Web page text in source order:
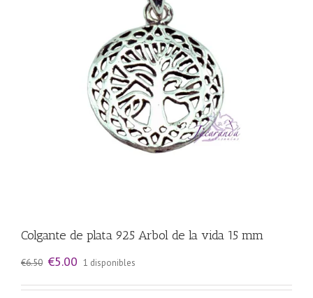
Colgante de plata 925 Arbol de la vida 15 mm
€6.50 El
original
€5.00 El
actual
1 disponibles